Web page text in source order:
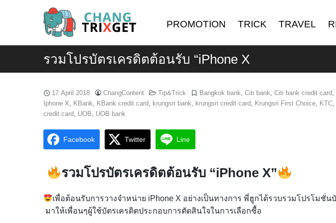
PROMOTION TRICK TRAVEL
รวมโปรบัตรเครดิตต้อนรับ “iPhone X
17 April 2018 ChangContent Tip&Trick Bangkok bank, Citi bank, Citi bank credit card,
Iphone X, KBank, KBank credit card, krungsri bank, krungsri credit card, Krungsri First Choice, KTC,
credit card, UOB, UOB bank
Facebook Twitter Line
รวมโปรบัตรเครดิตต้อนรับ “iPhone X”
เพื่อต้อนรับการวางจำหน่าย iPhone X อย่างเป็นทางการ พี่ฮูกได้รวบรวมโปรโมชั่น
มาให้เพื่อนๆผู้ใช้บัตรเครดิตประกอบการตัดสินใจในการเลือกซื้อ